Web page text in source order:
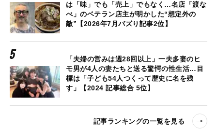
は「味」でも「売上」でもなく…名店「渡な
べ」のベテラン店主が明かした“想定外の
敵”【2026年7月バズり記事2位】
「夫婦の営みは週28回以上」一夫多妻のヒ
モ男が4人の妻たちと送る驚愕の性生活…目
標は「子ども54人つくって歴史に名を残
す」【2024 記事総合 5位】
記事ランキングの一覧を見る